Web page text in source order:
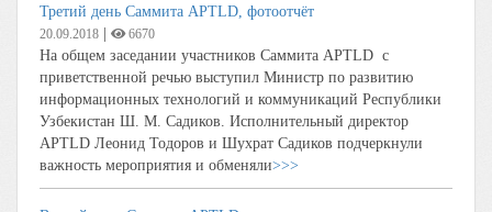
Третий день Саммита APTLD, фотоотчёт
20.09.2018 6670
На общем заседании участников Саммита APTLD с
приветственной речью выступил Министр по развитию
информационных технологий и коммуникаций Республики
Узбекистан Ш. М. Садиков. Исполнительный директор
APTLD Леонид Тодоров и Шухрат Садиков подчеркнули
важность мероприятия и обменяли>>>